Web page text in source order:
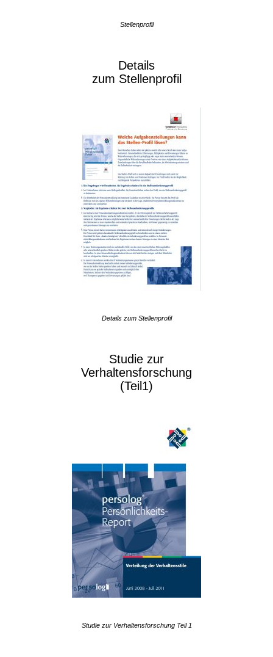
Stellenprofil
Details
zum Stellenprofil
Details zum Stellenprofil
Studie zur
Verhaltensforschung
(Teil1)
Studie zur Verhaltensforschung Teil 1